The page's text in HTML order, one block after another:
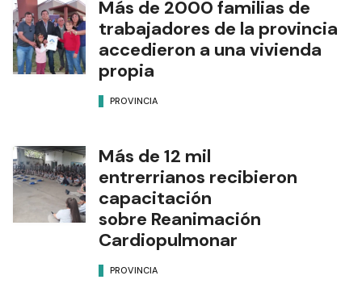
Más de 2000 familias de
trabajadores de la provincia
accedieron a una vivienda
propia
PROVINCIA
Más de 12 mil
entrerrianos recibieron
capacitación
sobre Reanimación
Cardiopulmonar
PROVINCIA